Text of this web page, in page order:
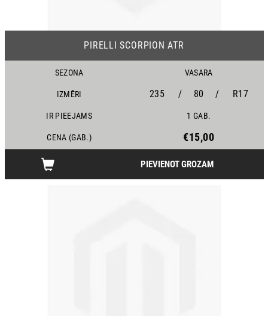
PIRELLI SCORPION ATR
SEZONA VASARA
IZMĒRI 235 / 80 / R17
IR PIEEJAMS 1 GAB.
CENA (GAB.) €15,00
PIEVIENOT GROZAM